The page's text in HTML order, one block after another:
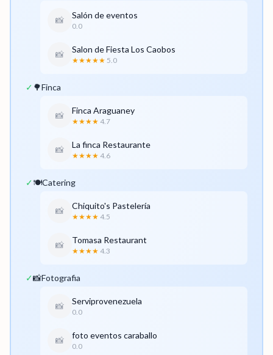
📸 Salón de eventos
0.0
📸 Salon de Fiesta Los Caobos
★★★★★ 5.0
✓ 🌳Finca
📸 Finca Araguaney
★★★★ 4.7
📸 La finca Restaurante
★★★★ 4.6
✓🍽️Catering
📸 Chiquito's Pastelería
★★★★ 4.5
📸 Tomasa Restaurant
★★★★ 4.3
✓📸Fotografia
📸 Serviprovenezuela
0.0
📸 foto eventos caraballo
0.0